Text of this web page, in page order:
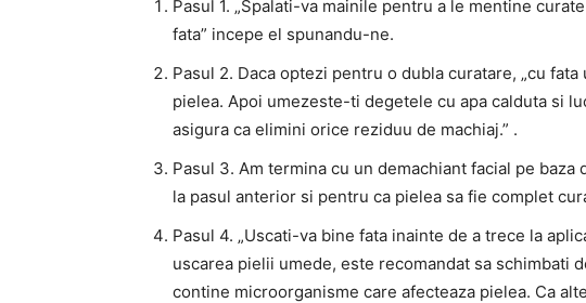
Pasul 1. „Spalati-va mainile pentru a le mentine
fata” incepe el spunandu-ne.
Pasul 2. Daca optezi pentru o dubla curatare, „cu
pielea. Apoi umezeste-ti degetele cu apa calduta si
asigura ca elimini orice reziduu de machiaj.” .
Pasul 3. Am termina cu un demachiant facial pe
la pasul anterior si pentru ca pielea sa fie complet
Pasul 4. „Uscati-va bine fata inainte de a trece la
uscarea pielii umede, este recomandat sa schimbati
contine microorganisme care afecteaza pielea. Ca